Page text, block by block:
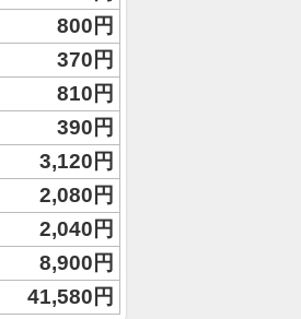
800円
370円
810円
390円
3,120円
2,080円
2,040円
8,900円
41,580円